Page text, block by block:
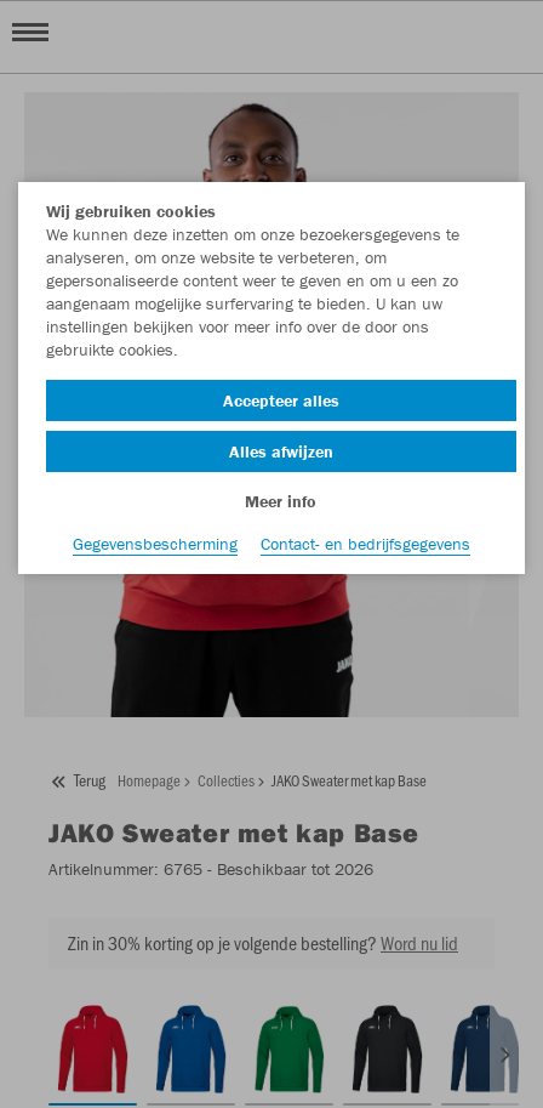
Terug Homepage Collecties JAKO Sweater met kap Base
JAKO Sweater met kap Base
Artikelnummer: 6765 - Beschikbaar tot 2026
Zin in 30% korting op je volgende bestelling?Word nu lid
Wij gebruiken cookies
We kunnen deze inzetten om onze bezoekersgegevens te
analyseren, om onze website te verbeteren, om
gepersonaliseerde content weer te geven en om u een zo
aangenaam mogelijke surfervaring te bieden. U kan uw
instellingen bekijken voor meer info over de door ons
gebruikte cookies.
Accepteer alles
Alles afwijzen
Meer info
Gegevensbescherming
Contact- en bedrijfsgegevens